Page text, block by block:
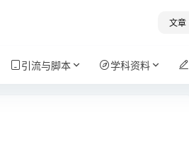
文章
引流与脚本 学科资料